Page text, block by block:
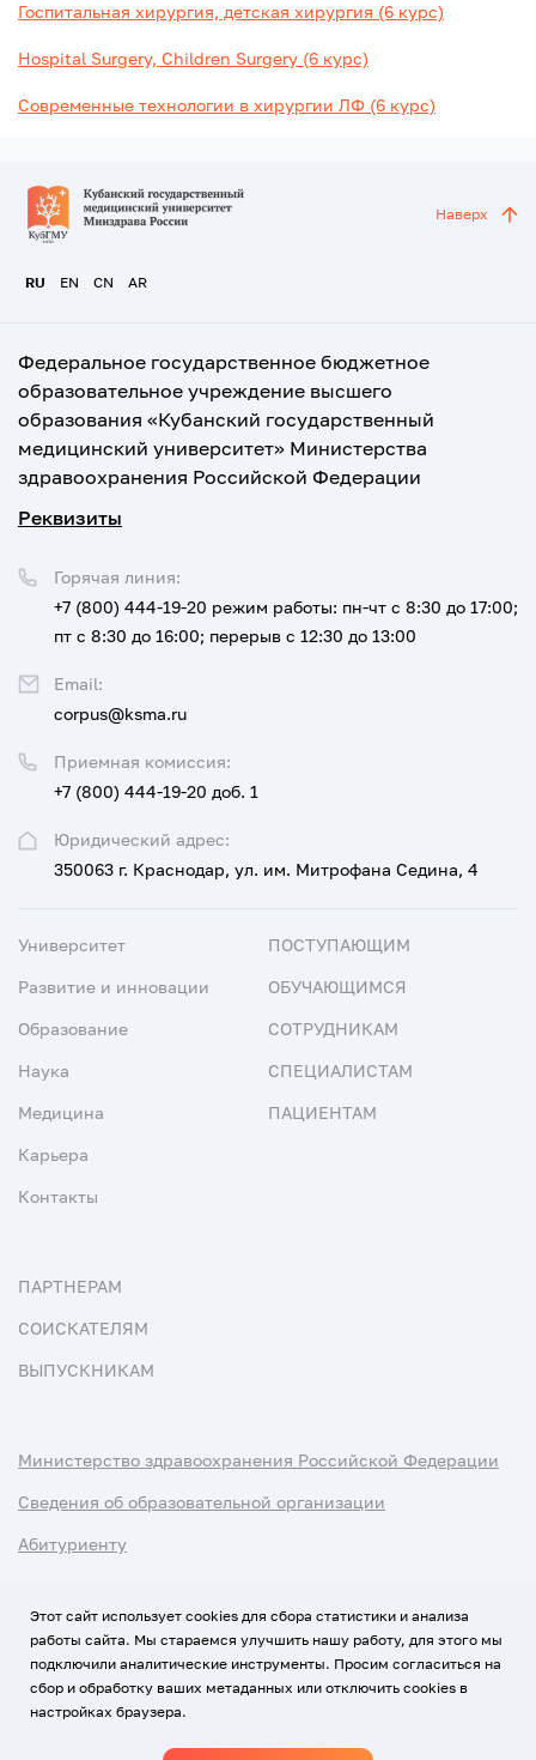
Госпитальная хирургия, детская хирургия (6 курс)
Hospital Surgery, Children Surgery (6 курс)
Современные технологии в хирургии ЛФ (6 курс)
RU EN CN AR
Наверх
Федеральное государственное бюджетное
образовательное учреждение высшего
образования «Кубанский государственный
медицинский университет» Министерства
здравоохранения Российской Федерации
Реквизиты
Юридический адрес:
350063 г. Краснодар, ул. им. Митрофана Седина, 4
Приемная комиссия:
+7 (800) 444-19-20 доб. 1
Горячая линия:
+7 (800) 444-19-20 режим работы: пн-чт с 8:30 до 17:00;
пт с 8:30 до 16:00; перерыв с 12:30 до 13:00
Email:
corpus@ksma.ru
Университет
Развитие и инновации
Образование
Наука
Медицина
Карьера
Контакты
ПОСТУПАЮЩИМ
ОБУЧАЮЩИМСЯ
СОТРУДНИКАМ
СПЕЦИАЛИСТАМ
ПАЦИЕНТАМ
ПАРТНЕРАМ
СОИСКАТЕЛЯМ
ВЫПУСКНИКАМ
Министерство здравоохранения Российской Федерации
Сведения об образовательной организации
Абитуриенту
Использование Cookies
Политика обработки персональных данных
Этот сайт использует cookies для сбора статистики и анализа
работы сайта. Мы стараемся улучшить нашу работу, для этого мы
подключили аналитические инструменты. Просим согласиться на
сбор и обработку ваших метаданных или отключить cookies в
настройках браузера.